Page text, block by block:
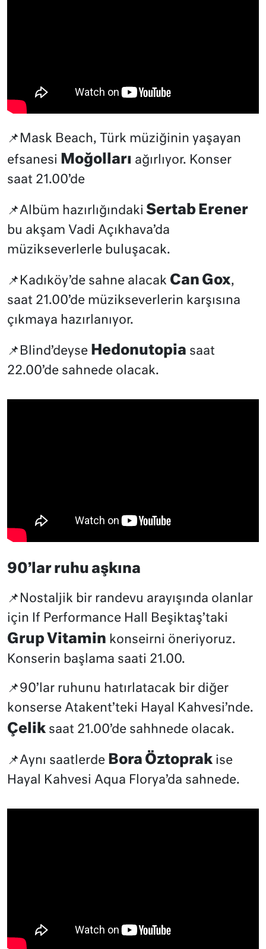
📌Mask Beach, Türk müziğinin yaşayan
efsanesi
Moğolları ağırlıyor. Konser
saat 21.00’de
📌Albüm hazırlığındaki Sertab Erener
bu akşam Vadi Açıkhava’da
müzikseverlerle buluşacak.
📌Kadıköy’de sahne alacak Can Gox,
saat 21.00’de müzikseverlerin karşısına
çıkmaya hazırlanıyor.
📌Blind’deyse Hedonutopia saat
22.00’de sahnede olacak.
90’lar ruhu aşkına
📌Nostaljik bir randevu arayışında olanlar
için If Performance Hall Beşiktaş’taki
Grup Vitamin konseirni öneriyoruz.
Konserin başlama saati 21.00.
📌90’lar ruhunu hatırlatacak bir diğer
konserse Atakent’teki Hayal Kahvesi’nde.
Çelik saat 21.00’de sahhnede olacak.
📌Aynı saatlerde Bora Öztoprak ise
Hayal Kahvesi Aqua Florya’da sahnede.